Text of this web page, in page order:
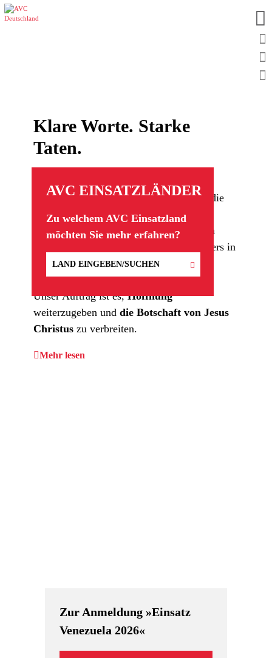
Klare Worte. Starke
Taten.
Klare Worte und starke Tatenprägen die
Arbeit vonAVC, Aktion für verfolgte
Christen und Notleidende.Wir arbeiten
international und engagieren uns besonders in
Regionen, in denenChristen verfolgt
werdenund Menschenin Armut leben.
Unser Auftrag ist es,Hoffnung
weiterzugeben und die Botschaft von Jesus
Christus zu verbreiten.
Mehr lesen
Zur Anmeldung »Einsatz
Venezuela 2026«
AVC EINSATZLÄNDER
Zu welchem AVC Einsatzland
möchten Sie mehr erfahren?